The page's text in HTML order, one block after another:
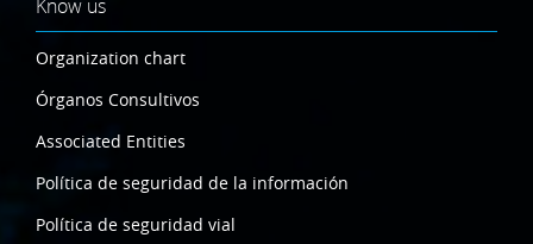
Know us
Organization chart
Órganos Consultivos
Associated Entities
Política de seguridad de la información
Política de seguridad vial